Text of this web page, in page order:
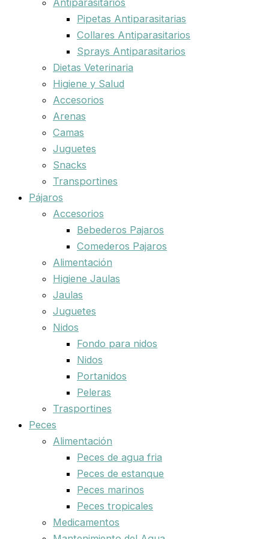
Pipetas Antiparasitarias
Collares Antiparasitarios
Sprays Antiparasitarios
Dietas Veterinaria
Higiene y Salud
Accesorios
Arenas
Camas
Juguetes
Snacks
Transportines
Pájaros
Accesorios
Bebederos Pajaros
Comederos Pajaros
Alimentación
Higiene Jaulas
Jaulas
Juguetes
Nidos
Fondo para nidos
Nidos
Portanidos
Peleras
Trasportines
Peces
Alimentación
Peces de agua fria
Peces de estanque
Peces marinos
Peces tropicales
Medicamentos